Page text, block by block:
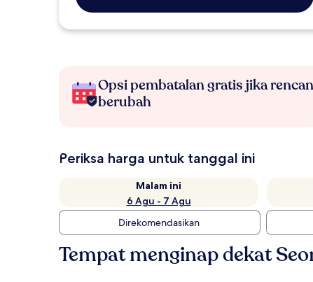
Opsi pembatalan gratis jika
berubah
Periksa harga untuk tanggal ini
Malam ini
6 Agu - 7 Agu
Direkomendasikan
Tempat menginap dekat